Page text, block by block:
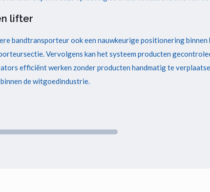
lifter
bandtransporteur ook een nauwkeurige positionering
Vervolgens kan het systeem producten
efficiënt werken zonder producten handmatig te
de witgoedindustrie.